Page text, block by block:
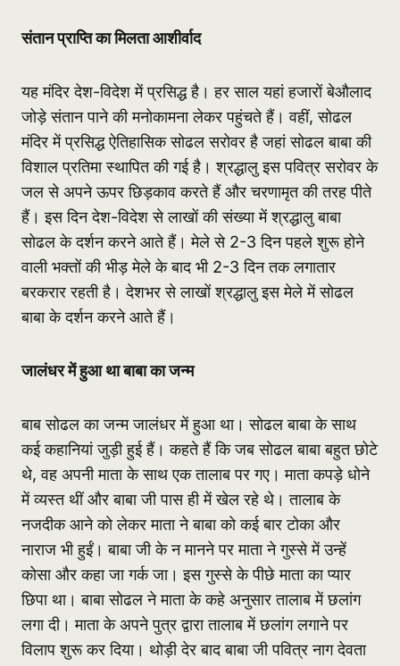
संतान प्राप्ति का मिलता आशीर्वाद
यह मंदिर देश-विदेश में प्रसिद्ध है। हर साल यहां हजारों बेऔलाद
जोड़े संतान पाने की मनोकामना लेकर पहुंचते हैं। वहीं, सोढल
मंदिर में प्रसिद्ध ऐतिहासिक सोढल सरोवर है जहां सोढल बाबा की
विशाल प्रतिमा स्थापित की गई है। श्रद्धालु इस पवित्र सरोवर के
जल से अपने ऊपर छिड़काव करते हैं और चरणामृत की तरह पीते
हैं। इस दिन देश-विदेश से लाखों की संख्या में श्रद्धालु बाबा
सोढल के दर्शन करने आते हैं। मेले से 2-3 दिन पहले शुरू होने
वाली भक्तों की भीड़ मेले के बाद भी 2-3 दिन तक लगातार
बरकरार रहती है। देशभर से लाखों श्रद्धालु इस मेले में सोढल
बाबा के दर्शन करने आते हैं।
जालंधर में हुआ था बाबा का जन्म
बाब सोढल का जन्म जालंधर में हुआ था। सोढल बाबा के साथ
कई कहानियां जुड़ी हुई हैं। कहते हैं कि जब सोढल बाबा बहुत छोटे
थे, वह अपनी माता के साथ एक तालाब पर गए। माता कपड़े धोने
में व्यस्त थीं और बाबा जी पास ही में खेल रहे थे। तालाब के
नजदीक आने को लेकर माता ने बाबा को कई बार टोका और
नाराज भी हुईं। बाबा जी के न मानने पर माता ने गुस्से में उन्हें
कोसा और कहा जा गर्क जा। इस गुस्से के पीछे माता का प्यार
छिपा था। बाबा सोढल ने माता के कहे अनुसार तालाब में छलांग
लगा दी। माता के अपने पुत्र द्वारा तालाब में छलांग लगाने पर
विलाप शुरू कर दिया। थोड़ी देर बाद बाबा जी पवित्र नाग देवता